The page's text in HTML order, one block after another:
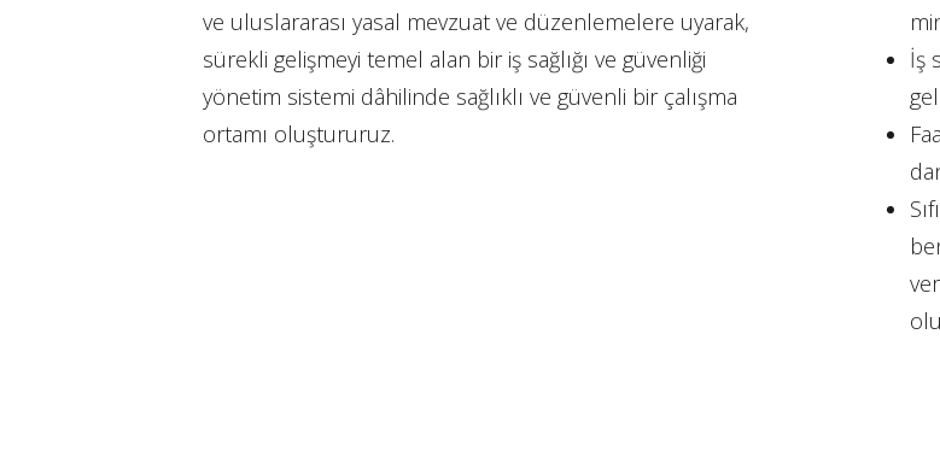
ve uluslararası yasal mevzuat ve düzenlemelere uyarak,
sürekli gelişmeyi temel alan bir iş sağlığı ve güvenliği
yönetim sistemi dâhilinde sağlıklı ve güvenli bir çalışma
ortamı oluştururuz.
İş